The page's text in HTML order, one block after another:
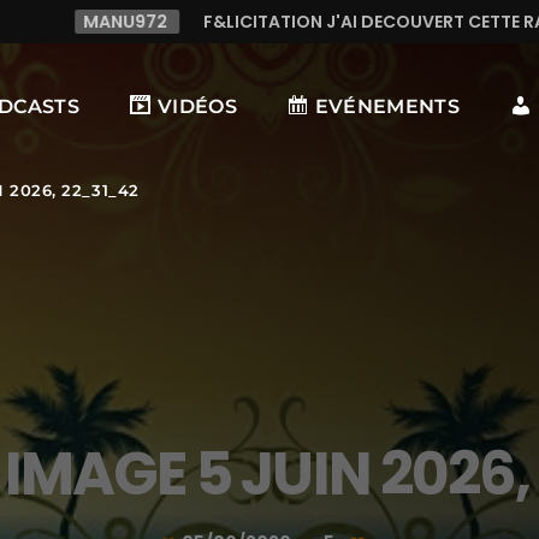
F&LICITATION J'AI DECOUVERT CETTE RADIO C LE
VIDÉOS EVÉNEMENTS
2026, 22_31_42
5 JUIN